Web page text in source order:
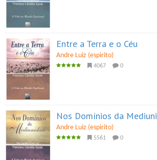
Entre a Terra e o Céu
Andre Luiz (espirito)
4067 0
Nos Domínios da
Andre Luiz (espirito)
5561 0